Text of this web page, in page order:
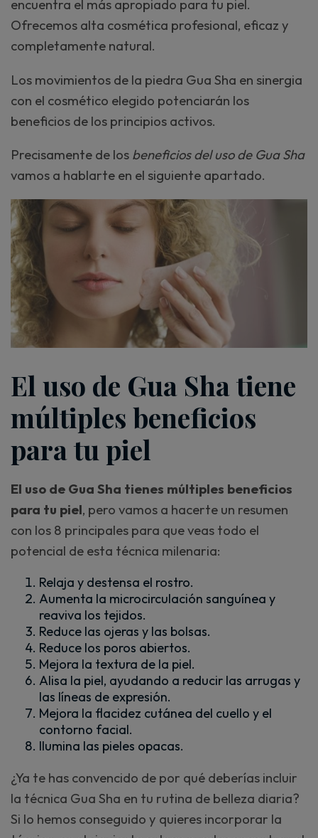
encuentra el más apropiado para tu piel.
Ofrecemos alta cosmética profesional, eficaz y
completamente natural.
Los movimientos de la piedra Gua Sha en sinergia
con el cosmético elegido potenciarán los
beneficios de los principios activos.
Precisamente de los beneficios del uso de Gua Sha
vamos a hablarte en el siguiente apartado.
El uso de Gua Sha tiene
múltiples beneficios
para tu piel
El uso de Gua Sha tienes múltiples beneficios
para tu piel, pero vamos a hacerte un resumen
con los 8 principales para que veas todo el
potencial de esta técnica milenaria:
Relaja y destensa el rostro.
Aumenta la microcirculación sanguínea y
reaviva los tejidos.
Reduce las ojeras y las bolsas.
Reduce los poros abiertos.
Mejora la textura de la piel.
Alisa la piel, ayudando a reducir las arrugas y
las líneas de expresión.
Mejora la flacidez cutánea del cuello y el
contorno facial.
Ilumina las pieles opacas.
¿Ya te has convencido de por qué deberías incluir
la técnica Gua Sha en tu rutina de belleza diaria?
Si lo hemos conseguido y quieres incorporar la